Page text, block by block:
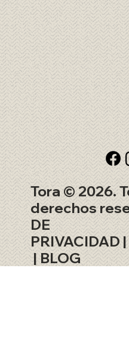
Takamori
japonesa en Tora
Tora © 2026.
derechos
DE
PRIVACIDAD|
|BLOG